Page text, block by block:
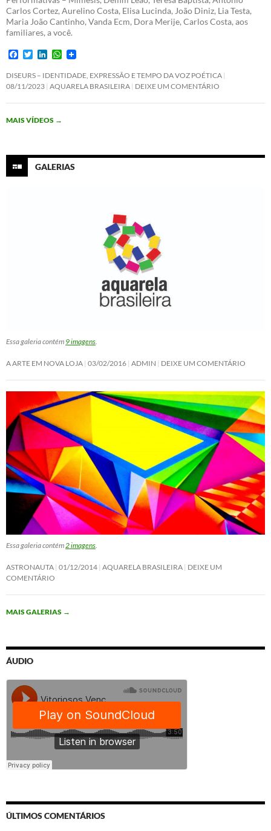
Carlos Cortez, Aurelino Costa, Elisa Lucinda, João Diniz, Lia Testa,
Maria João Cantinho, Vanda Ecm, Dora Merije, Carlos Costa, aos
familiares, a você.
F
c
e
o
k
T
i
t
e
n
k
d
n
W
a
t
A
DISEURS – IDENTIDADE, EXPRESSÃO E TEMPO DA VOZ POÉTICA
08/11/2023 AQUARELA BRASILEIRA DEIXE UM COMENTÁRIO
MAIS VÍDEOS →
GALERIAS
Essa galeria contém 9 imagens.
A ARTE EM NOVA LOJA 03/02/2016 ADMIN DEIXE UM COMENTÁRIO
Essa galeria contém2 imagens.
ASTRONAUTA 01/12/2014 AQUARELA BRASILEIRA DEIXE UM
COMENTÁRIO
MAIS GALERIAS →
ÁUDIO
ÚLTIMOS COMENTÁRIOS